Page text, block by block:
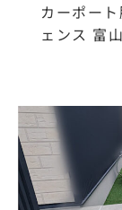
カーポー
ェンス 富